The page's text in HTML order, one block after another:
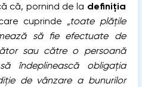
că, pornind de la definiția
cuprinde „toate plățile
să fie efectuate de
sau către o persoană
îndeplinească obligația
de vânzare a bunurilor